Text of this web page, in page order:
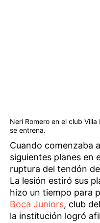
Neri Romero en el club
se entrena.
Cuando comenzaba
siguientes planes en
ruptura del tendón
La lesión estiró sus
hizo un tiempo para
Boca Juniors, club
la institución logró